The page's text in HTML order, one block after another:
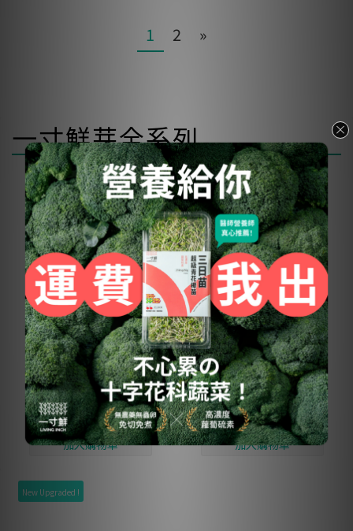
1 2 »
一寸鮮芽全系列
《超級綠拿鐵‧抗發炎修
復飲》
NT$450
Broccoli Super Sprouts
NT$99
New Upgraded !